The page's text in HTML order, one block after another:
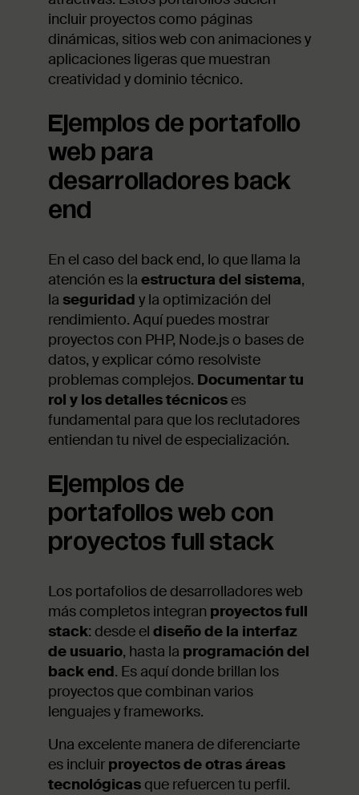
incluir proyectos como páginas
dinámicas, sitios web con animaciones y
aplicaciones ligeras que muestran
creatividad y dominio técnico.
Ejemplos de portafolio
web para
desarrolladores back
end
En el caso del back end, lo que llama la
atención es la estructura del sistema,
la seguridad y la optimización del
rendimiento. Aquí puedes mostrar
proyectos con PHP, Node.js o bases de
datos, y explicar cómo resolviste
problemas complejos. Documentar tu
rol y los detalles técnicoses
fundamental para que los reclutadores
entiendan tu nivel de especialización.
Ejemplos de
portafolios web con
proyectos full stack
Los portafolios de desarrolladores web
más completos integran proyectos full
stack: desde el diseño de la interfaz
de usuario, hasta la programación del
back end. Es aquí donde brillan los
proyectos que combinan varios
lenguajes y frameworks.
Una excelente manera de diferenciarte
es incluir proyectos de otras áreas
tecnológicasque refuercen tu perfil.